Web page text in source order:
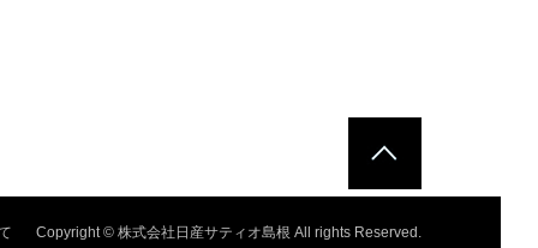
Copyright © 株式会社日産サティオ島根 All rights Reserved.